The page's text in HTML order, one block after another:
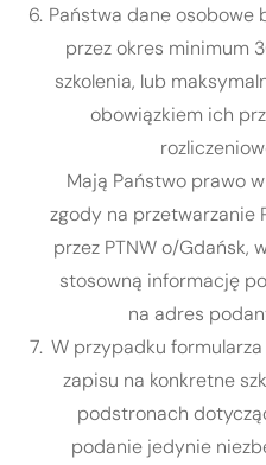
Państwa dane osobowe
przez okres minimum
szkolenia, lub
obowiązkiem ich
Mają Państwo prawo
zgody na przetwarzanie
przez PTNW o/Gdańsk,
stosowną informację
na adres
W przypadku
zapisu na konkretne
podstronach
podanie jedynie